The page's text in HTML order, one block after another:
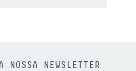
NOSSA NEWSLETTER